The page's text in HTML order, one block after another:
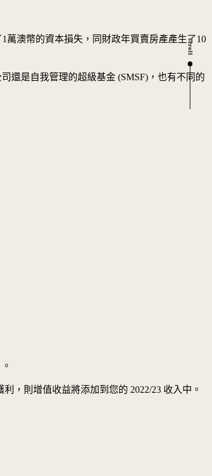
萬澳幣的資本損失，同財政年買賣房產產生了10
還是自我管理的超級基金 (SMSF)，也有不同的
，則增值收益將添加到您的 2022/23 收入中。
scroll